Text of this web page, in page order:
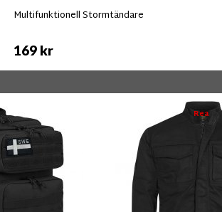
Multifunktionell Stormtändare
169 kr
Rea